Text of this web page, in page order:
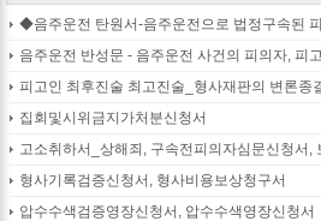
집회및시위금지가처분신청서
고소취하서_상해죄, 구속전피의자심문신청서,
형사기록검증신청서, 형사비용보상청구서
압수수색검증영장신청서, 압수수색영장신청서